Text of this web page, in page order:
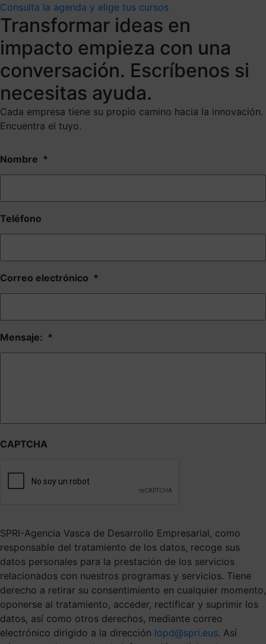
Transformar ideas en
impacto empieza con una
conversación. Escríbenos si
necesitas ayuda.
Cada empresa tiene su propio camino hacia la innovación.
Encuentra el tuyo.
Nombre *
Teléfono
Correo electrónico *
Mensaje: *
CAPTCHA
SPRI-Agencia Vasca de Desarrollo Empresarial, como
responsable del tratamiento de los datos, recoge sus
datos personales para la prestación de los servicios
relacionados con nuestros programas y servicios. Tiene
derecho a retirar su consentimiento en cualquier momento,
oponerse al tratamiento, acceder, rectificar y suprimir los
datos, así como otros derechos, mediante correo
electrónico dirigido a la dirección lopd@spri.eus. Así
Consulta la agenda y elige tus cursos